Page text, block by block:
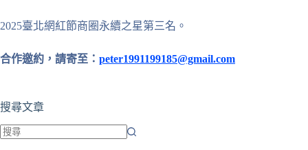
2025臺北網紅節商圈永續之星第三名。
合作邀約，請寄至： peter1991199185@gmail.com
搜尋文章